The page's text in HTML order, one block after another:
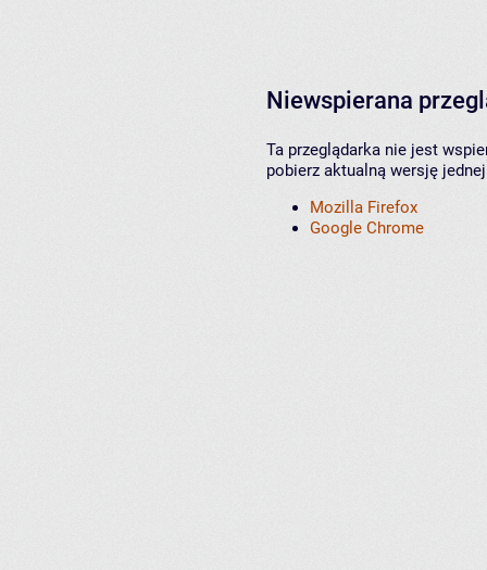
Niewspierana
Ta przeglądarka nie jest
pobierz aktualną wersję
Mozilla Firefox
Google Chrome